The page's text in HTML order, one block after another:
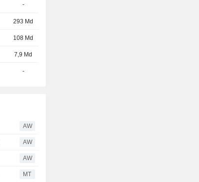
-
293 Md
108 Md
7,9 Md
-
AW
AW
AW
MT